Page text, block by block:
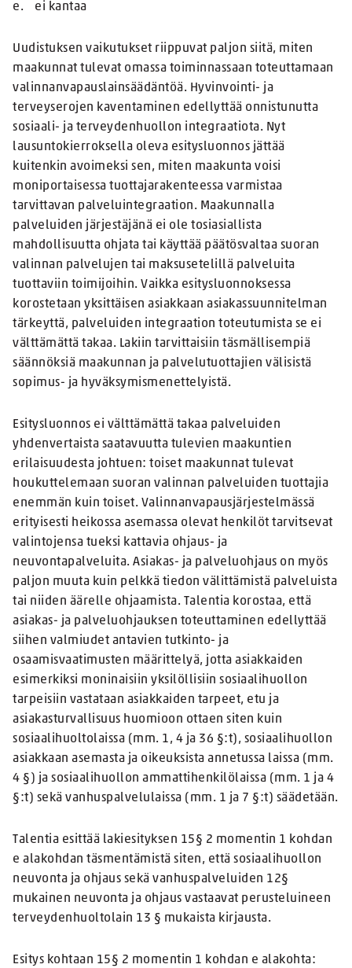
e. ei kantaa
Uudistuksen vaikutukset riippuvat paljon siitä, miten
maakunnat tulevat omassa toiminnassaan toteuttamaan
valinnanvapauslainsäädäntöä. Hyvinvointi- ja
terveyserojen kaventaminen edellyttää onnistunutta
sosiaali- ja terveydenhuollon integraatiota. Nyt
lausuntokierroksella oleva esitysluonnos jättää
kuitenkin avoimeksi sen, miten maakunta voisi
moniportaisessa tuottajarakenteessa varmistaa
tarvittavan palveluintegraation. Maakunnalla
palveluiden järjestäjänä ei ole tosiasiallista
mahdollisuutta ohjata tai käyttää päätösvaltaa suoran
valinnan palvelujen tai maksusetelillä palveluita
tuottaviin toimijoihin. Vaikka esitysluonnoksessa
korostetaan yksittäisen asiakkaan asiakassuunnitelman
tärkeyttä, palveluiden integraation toteutumista se ei
välttämättä takaa. Lakiin tarvittaisiin täsmällisempiä
säännöksiä maakunnan ja palvelutuottajien välisistä
sopimus- ja hyväksymismenettelyistä.
Esitysluonnos ei välttämättä takaa palveluiden
yhdenvertaista saatavuutta tulevien maakuntien
erilaisuudesta johtuen: toiset maakunnat tulevat
houkuttelemaan suoran valinnan palveluiden tuottajia
enemmän kuin toiset. Valinnanvapausjärjestelmässä
erityisesti heikossa asemassa olevat henkilöt tarvitsevat
valintojensa tueksi kattavia ohjaus- ja
neuvontapalveluita. Asiakas- ja palveluohjaus on myös
paljon muuta kuin pelkkä tiedon välittämistä palveluista
tai niiden äärelle ohjaamista. Talentia korostaa, että
asiakas- ja palveluohjauksen toteuttaminen edellyttää
siihen valmiudet antavien tutkinto- ja
osaamisvaatimusten määrittelyä, jotta asiakkaiden
esimerkiksi moninaisiin yksilöllisiin sosiaalihuollon
tarpeisiin vastataan asiakkaiden tarpeet, etu ja
asiakasturvallisuus huomioon ottaen siten kuin
sosiaalihuoltolaissa (mm. 1, 4 ja 36 §:t), sosiaalihuollon
asiakkaan asemasta ja oikeuksista annetussa laissa (mm.
4 §) ja sosiaalihuollon ammattihenkilölaissa (mm. 1 ja 4
§:t) sekä vanhuspalvelulaissa (mm. 1 ja 7 §:t) säädetään.
Talentia esittää lakiesityksen 15§ 2 momentin 1 kohdan
e alakohdan täsmentämistä siten, että sosiaalihuollon
neuvonta ja ohjaus sekä vanhuspalveluiden 12§
mukainen neuvonta ja ohjaus vastaavat perusteluineen
terveydenhuoltolain 13 § mukaista kirjausta.
Esitys kohtaan 15§ 2 momentin 1 kohdan e alakohta: